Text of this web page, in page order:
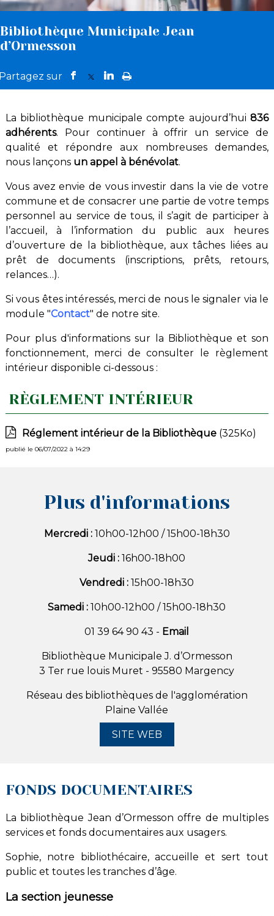
Bibliothèque Municipale Jean
d’Ormesson
La bibliothèque municipale compte aujourd’hui836
adhérents. Pour continuer à offrir un service de
qualité et répondre aux nombreuses demandes,
nous lançons un appel à bénévolat.
Vous avez envie de vous investir dans la vie de votre
commune et de consacrer une partie de votre temps
personnel au service de tous, il s’agit de participer à
l’accueil, à l’information du public aux heures
d’ouverture de la bibliothèque, aux tâches liées au
prêt de documents (inscriptions, prêts, retours,
relances…).
Si vous êtes intéressés, merci de nous le signaler via le
module "Contact" de notre site.
Pour plus d'informations sur la Bibliothèque et son
fonctionnement, merci de consulter le règlement
intérieur disponible ci-dessous :
RÈGLEMENT INTÉRIEUR
Réglement intérieur de la Bibliothèque(325Ko)
publié le 06/07/2022 à 14:29
Plus d'informations
Mercredi : 10h00-12h00 / 15h00-18h30
Jeudi :16h00-18h00
Vendredi : 15h00-18h30
Samedi :10h00-12h00 /15h00-18h30
01 39 64 90 43 - Email
Bibliothèque Municipale J. d’Ormesson
3 Ter rue louis Muret - 95580 Margency
Réseau des bibliothèques de l'agglomération
Plaine Vallée
SITE WEB
FONDS DOCUMENTAIRES
La bibliothèque Jean d’Ormesson offre de multiples
services et fonds documentaires aux usagers.
Sophie, notre bibliothécaire, accueille et sert tout
public et toutes les tranches d’âge.
La section jeunesse